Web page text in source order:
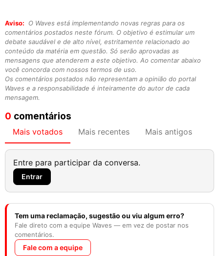
Aviso:
O Waves está implementando novas regras para os
comentários postados neste fórum. O objetivo é estimular um
debate saudável e de alto nível, estritamente relacionado ao
conteúdo da matéria em questão. Só serão aprovadas as
mensagens que atenderem a este objetivo. Ao comentar abaixo
você concorda com nossos termos de uso.
Os comentários postados não representam a opinião do portal
Waves e a responsabilidade é inteiramente do autor de cada
mensagem.
0 comentários
Mais votados Mais recentes Mais antigos
Entre para participar da conversa.
Entrar
Tem uma reclamação, sugestão ou viu algum erro?
Fale direto com a equipe Waves — em vez de postar nos
comentários.
Fale com a equipe